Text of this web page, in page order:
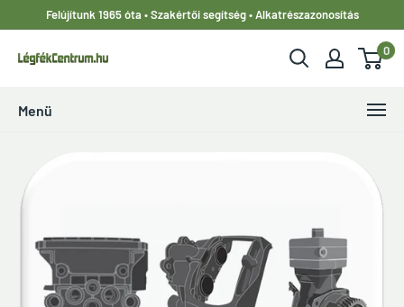
tartalomhoz
Felújítunk 1965 óta • Szakértői segítség • Alkatrészazonosítás
LegfekCentrum.hu
0
Menü